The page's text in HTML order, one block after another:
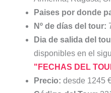
Paises por donde
Nº de días del tour:
Dia de salida del
disponibles en el
"FECHAS DEL
Precio: desde 1245